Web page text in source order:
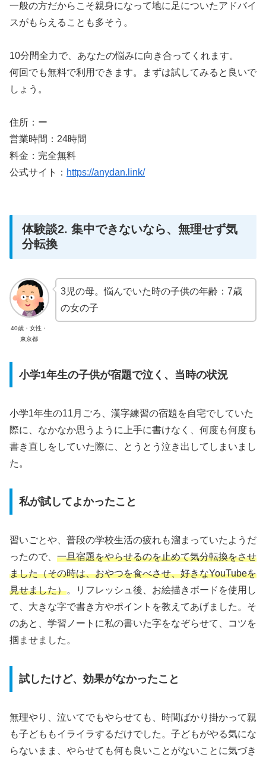
一般の方だからこそ親身になって地に足についたアドバイ
スがもらえることも多そう。
10分間全力で、あなたの悩みに向き合ってくれます。
何回でも無料で利用できます。まずは試してみると良いで
しょう。
住所：ー
営業時間：24時間
料金：完全無料
公式サイト： https://anydan.link/
体験談2. 集中できないなら、無理せず気
分転換
40歳・女性・
東京都
3児の母。悩んでいた時の子供の年齢：7歳
の女の子
小学1年生の子供が宿題で泣く、当時の状況
小学1年生の11月ごろ、漢字練習の宿題を自宅でしていた
際に、なかなか思うように上手に書けなく、何度も何度も
書き直しをしていた際に、とうとう泣き出してしまいまし
た。
私が試してよかったこと
習いごとや、普段の学校生活の疲れも溜まっていたようだ
ったので、 一旦宿題をやらせるのを止めて気分転換をさせ
ました（その時は、おやつを食べさせ、好きなYouTubeを
見せました）。リフレッシュ後、お絵描きボードを使用し
て、大きな字で書き方やポイントを教えてあげました。そ
のあと、学習ノートに私の書いた字をなぞらせて、コツを
掴ませました。
試したけど、効果がなかったこと
無理やり、泣いてでもやらせても、時間ばかり掛かって親
も子どももイライラするだけでした。子どもがやる気にな
らないまま、やらせても何も良いことがないことに気づき